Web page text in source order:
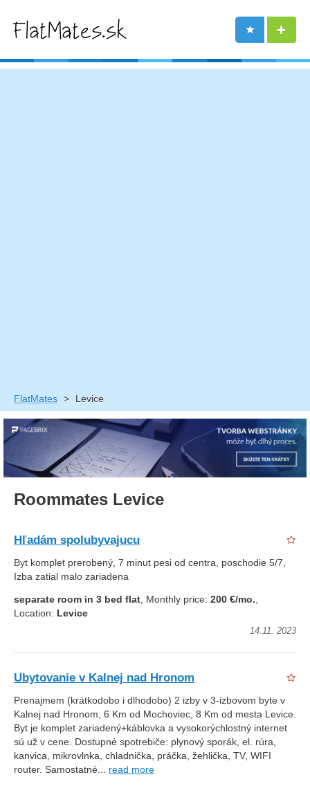
FlatMates > Levice
Roommates Levice
Hľadám spolubyvajucu
Byt komplet prerobený, 7 minut pesi od centra, poschodie 5/7,
Izba zatial malo zariadena
separate room in 3 bed flat, Monthly price: 200 €/mo.,
Location: Levice
14.11. 2023
Ubytovanie v Kalnej nad Hronom
Prenajmem (krátkodobo i dlhodobo) 2 izby v 3-izbovom byte v
Kalnej nad Hronom, 6 Km od Mochoviec, 8 Km od mesta Levice.
Byt je komplet zariadený+káblovka a vysokorýchlostný internet
sú už v cene. Dostupné spotrebiče: plynový sporák, el. rúra,
kanvica, mikrovlnka, chladnička, práčka, žehlička, TV, WIFI
router. Samostatné... read more